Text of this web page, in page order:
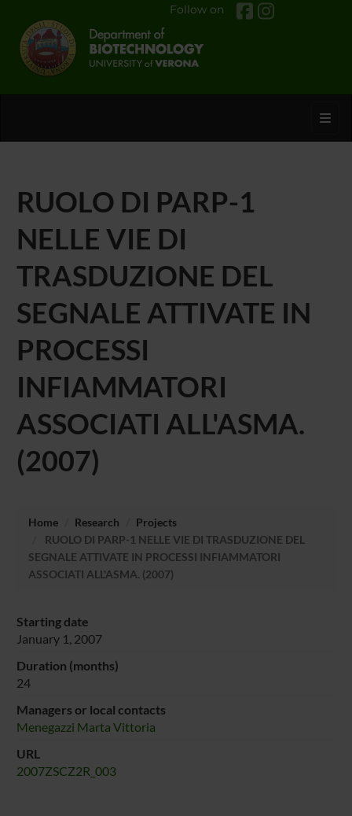
Follow on
RUOLO DI PARP-1
NELLE VIE DI
TRASDUZIONE DEL
SEGNALE ATTIVATE IN
PROCESSI
INFIAMMATORI
ASSOCIATI ALL'ASMA.
(2007)
Home Research
Projects
RUOLO DI PARP-1 NELLE VIE DI TRASDUZIONE DEL
SEGNALE ATTIVATE IN PROCESSI INFIAMMATORI
ASSOCIATI ALL'ASMA. (2007)
Starting date
January 1, 2007
Duration (months)
24
Managers or local contacts
Menegazzi Marta Vittoria
URL
2007ZSCZ2R_003